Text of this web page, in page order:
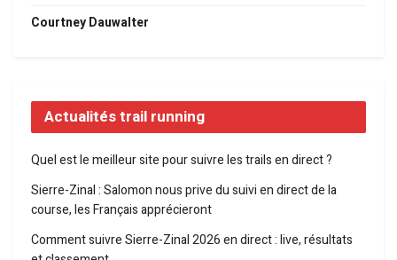
Courtney Dauwalter
Actualités trail running
Quel est le meilleur site pour suivre les trails en direct ?
Sierre-Zinal : Salomon nous prive du suivi en direct de la
course, les Français apprécieront
Comment suivre Sierre-Zinal 2026 en direct : live, résultats